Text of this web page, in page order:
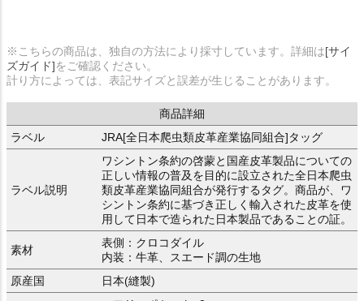
※こちらの商品は、独自の方法により採寸しています。詳細は[サイ
ズガイド]をご確認ください。
計り方によっては、表記サイズと誤差が生じることがあります。
商品詳細
ラベル
JRA[全日本爬虫類皮革産業協同組合]タッグ
ラベル説明
ワシントン条約の啓蒙と国産皮革製品についての
正しい情報の普及を目的に設立された全日本爬虫
類皮革産業協同組合が発行するタグ。商品が、ワ
シントン条約に基づき正しく輸入された皮革を使
用して日本で造られた日本製品であることの証。
素材
表側：クロコダイル
内装：牛革、スエード調の生地
原産国
日本(縫製)